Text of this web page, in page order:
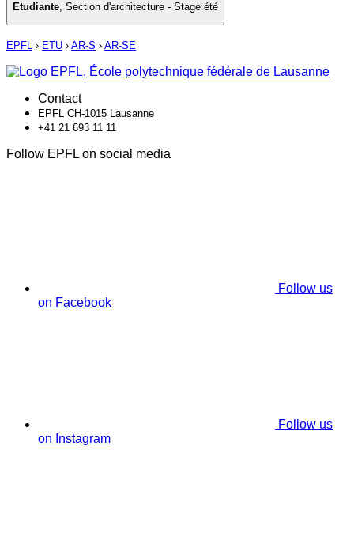
Etudiante, Section d'architecture - Stage été
EPFL › ETU › AR-S › AR-SE
Contact
EPFL CH-1015 Lausanne
+41 21 693 11 11
Follow EPFL on social media
Follow us
on Facebook
Follow us
on Instagram